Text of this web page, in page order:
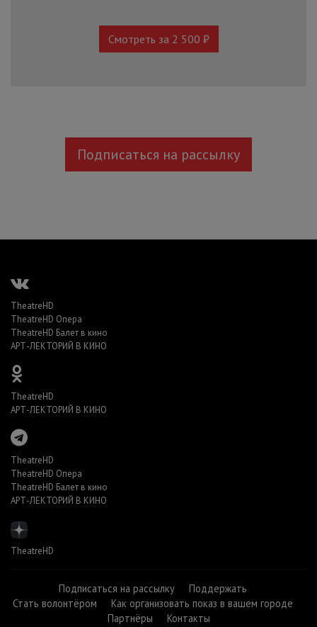
Смотреть за 2 500 ₽
Подписаться на рассылку
TheatreHD
TheatreHD Опера
TheatreHD Балет в кино
АРТ-ЛЕКТОРИЙ В КИНО
TheatreHD
АРТ-ЛЕКТОРИЙ В КИНО
TheatreHD
TheatreHD Опера
TheatreHD Балет в кино
АРТ-ЛЕКТОРИЙ В КИНО
TheatreHD
Подписаться на рассылку
Поддержать
Стать волонтёром
Как организовать показ в вашем городе
Партнёры
Контакты